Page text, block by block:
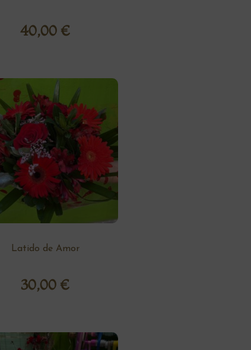
40,00 €
Latido de Amor
30,00 €